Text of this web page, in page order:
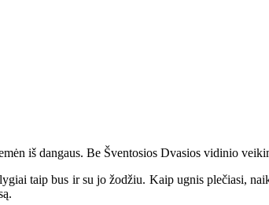
iš dangaus. Be Šventosios Dvasios vidinio
taip bus ir su jo žodžiu. Kaip ugnis plečiasi,